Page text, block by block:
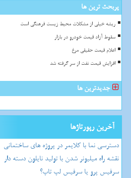
پربحث ترین ها
ریشه خیلی از مشکلات محیط زیست فرهنگی است
سقوط آزاد قیمت خودرو در بازار
اعلام قیمت حقیقی مرغ
افزایش قیمت نفت از سر گرفته شد
جدیدترین ها
آخرین رپورتاژها
دسترسی نما با کلایمر در پروژه های ساختمانی
نقشه راه میلیونر شدن با تولید نایلون دسته دار
سرفیس پرو یا سرفیس لپ تاپ؟